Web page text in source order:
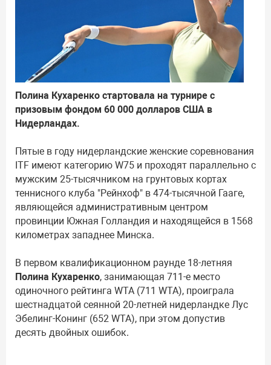
Полина Кухаренко стартовала на турнире с
призовым фондом 60 000 долларов США в
Нидерландах.
Пятые в году нидерландские женские соревнования
ITF имеют категорию W75 и проходят параллельно с
мужским 25-тысячником на грунтовых кортах
теннисного клуба "Рейнхоф" в 474-тысячной Гааге,
являющейся административным центром
провинции Южная Голландия и находящейся в 1568
километрах западнее Минска.
В первом квалификационном раунде 18-летняя
Полина Кухаренко, занимающая 711-е место
одиночного рейтинга WTA (711 WTA), проиграла
шестнадцатой сеянной 20-летней нидерландке Лус
Эбелинг-Конинг (652 WTA), при этом допустив
десять двойных ошибок.